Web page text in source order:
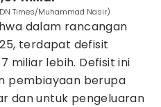
Times/Muhammad Nasir)
dalam rancangan
terdapat defisit
miliar lebih. Defisit ini
pembiayaan berupa
dan untuk pengeluaran